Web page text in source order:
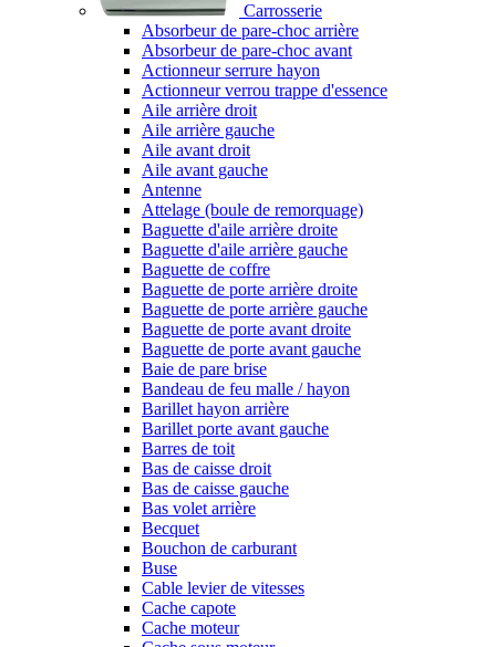
Carrosserie
Absorbeur de pare-choc arrière
Absorbeur de pare-choc avant
Actionneur serrure hayon
Actionneur verrou trappe d'essence
Aile arrière droit
Aile arrière gauche
Aile avant droit
Aile avant gauche
Antenne
Attelage (boule de remorquage)
Baguette d'aile arrière droite
Baguette d'aile arrière gauche
Baguette de coffre
Baguette de porte arrière droite
Baguette de porte arrière gauche
Baguette de porte avant droite
Baguette de porte avant gauche
Baie de pare brise
Bandeau de feu malle / hayon
Barillet hayon arrière
Barillet porte avant gauche
Barres de toit
Bas de caisse droit
Bas de caisse gauche
Bas volet arrière
Becquet
Bouchon de carburant
Buse
Cable levier de vitesses
Cache capote
Cache moteur